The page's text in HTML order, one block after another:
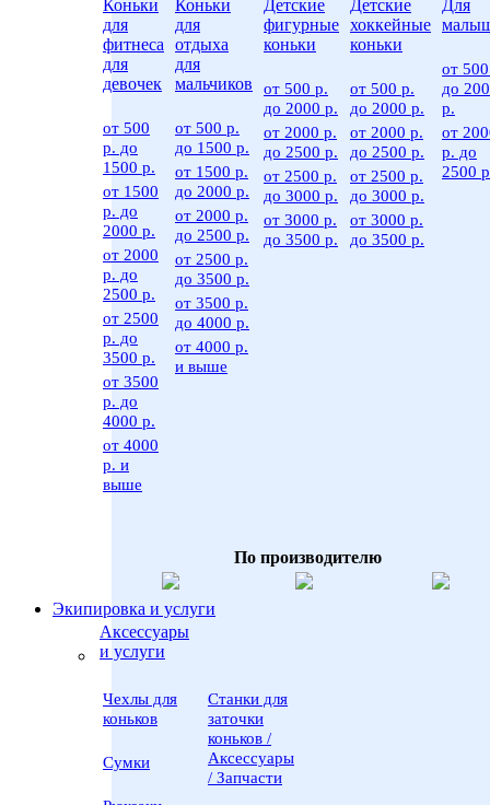
Коньки
для
фитнеса
для
девочек
от 500
р. до
1500 р.
от 1500
р. до
2000 р.
от 2000
р. до
2500 р.
от 2500
р. до
3500 р.
от 3500
р. до
4000 р.
от 4000
р. и
выше
Коньки
для
отдыха
для
мальчиков
от 500 р.
до 1500 р.
от 1500 р.
до 2000 р.
от 2000 р.
до 2500 р.
от 2500 р.
до 3500 р.
от 3500 р.
до 4000 р.
от 4000 р.
и выше
Детские
фигурные
коньки
от 500 р.
до 2000 р.
от 2000 р.
до 2500 р.
от 2500 р.
до 3000 р.
от 3000 р.
до 3500 р.
Детские
хоккейные
коньки
от 500 р.
до 2000 р.
от 2000 р.
до 2500 р.
от 2500 р.
до 3000 р.
от 3000 р.
до 3500 р.
Для
от
до
р.
от
р. до
2500
По производителю
Экипировка и услуги
Аксессуары
и услуги
Чехлы для
коньков
Сумки
Станки для
заточки
коньков /
Аксессуары
/ Запчасти